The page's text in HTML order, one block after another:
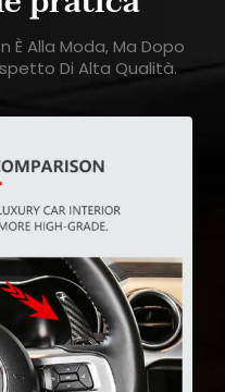
È Alla Moda, Ma Dopo
Di Alta Qualità.